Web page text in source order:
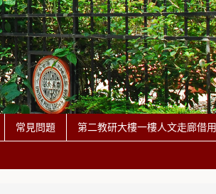
常見問題 第二教研大樓一樓人文走廊借用